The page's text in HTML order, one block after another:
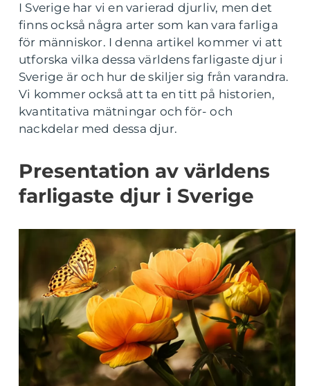
I Sverige har vi en varierad djurliv, men det
finns också några arter som kan vara farliga
för människor. I denna artikel kommer vi att
utforska vilka dessa världens farligaste djur i
Sverige är och hur de skiljer sig från varandra.
Vi kommer också att ta en titt på historien,
kvantitativa mätningar och för- och
nackdelar med dessa djur.
Presentation av världens
farligaste djur i Sverige